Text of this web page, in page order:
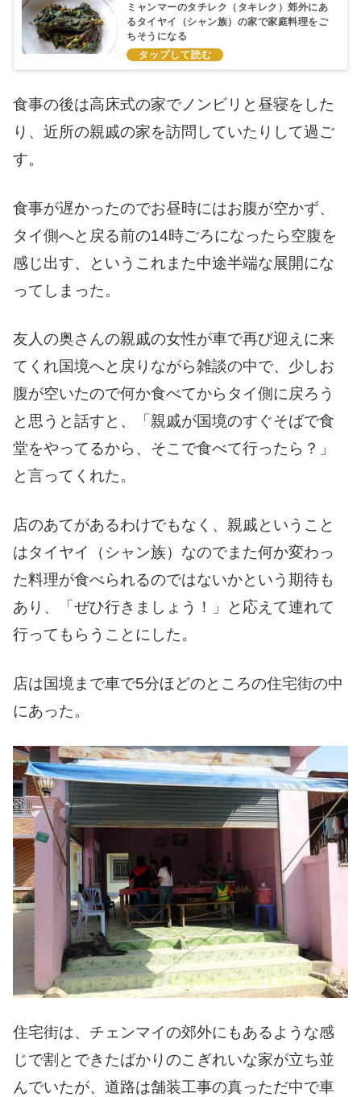
ミャンマーのタチレク（タキレク）郊外にあ
るタイヤイ（シャン族）の家で家庭料理をご
ちそうになる
食事の後は高床式の家でノンビリと昼寝をした
り、近所の親戚の家を訪問していたりして過ご
す。
食事が遅かったのでお昼時にはお腹が空かず、
タイ側へと戻る前の14時ごろになったら空腹を
感じ出す、というこれまた中途半端な展開にな
ってしまった。
友人の奥さんの親戚の女性が車で再び迎えに来
てくれ国境へと戻りながら雑談の中で、少しお
腹が空いたので何か食べてからタイ側に戻ろう
と思うと話すと、「親戚が国境のすぐそばで食
堂をやってるから、そこで食べて行ったら？」
と言ってくれた。
店のあてがあるわけでもなく、親戚ということ
はタイヤイ（シャン族）なのでまた何か変わっ
た料理が食べられるのではないかという期待も
あり、「ぜひ行きましょう！」と応えて連れて
行ってもらうことにした。
店は国境まで車で5分ほどのところの住宅街の中
にあった。
住宅街は、チェンマイの郊外にもあるような感
じで割とできたばかりのこぎれいな家が立ち並
んでいたが、道路は舗装工事の真っただ中で車